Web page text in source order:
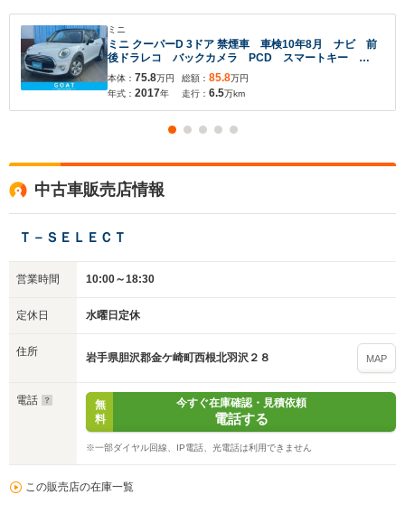
ミニ
ミニ クーパーD 3ドア 禁煙車 車検10年8月 ナビ 前
後ドラレコ バックカメラ PCD スマートキー
ETC LED フォグランプ スペアキー有 純正15イン
チAW 記録簿 ユーザー買取車両
本体： 75.8万円
年式： 2017年
総額： 85.8万円
走行： 6.5万km
中古車販売店情報
Ｔ－ＳＥＬＥＣＴ
営業時間 10:00～18:30
定休日 水曜日定休
住所 岩手県胆沢郡金ケ崎町西根北羽沢２８ MAP
電話
無
料
今すぐ在庫確認・見積依頼
電話する
※一部ダイヤル回線、IP電話、光電話は利用できません
この販売店の在庫一覧
※次回問い合わせをする際に自動入力されます
※保存された情報は90 日で破棄されます
いいえ